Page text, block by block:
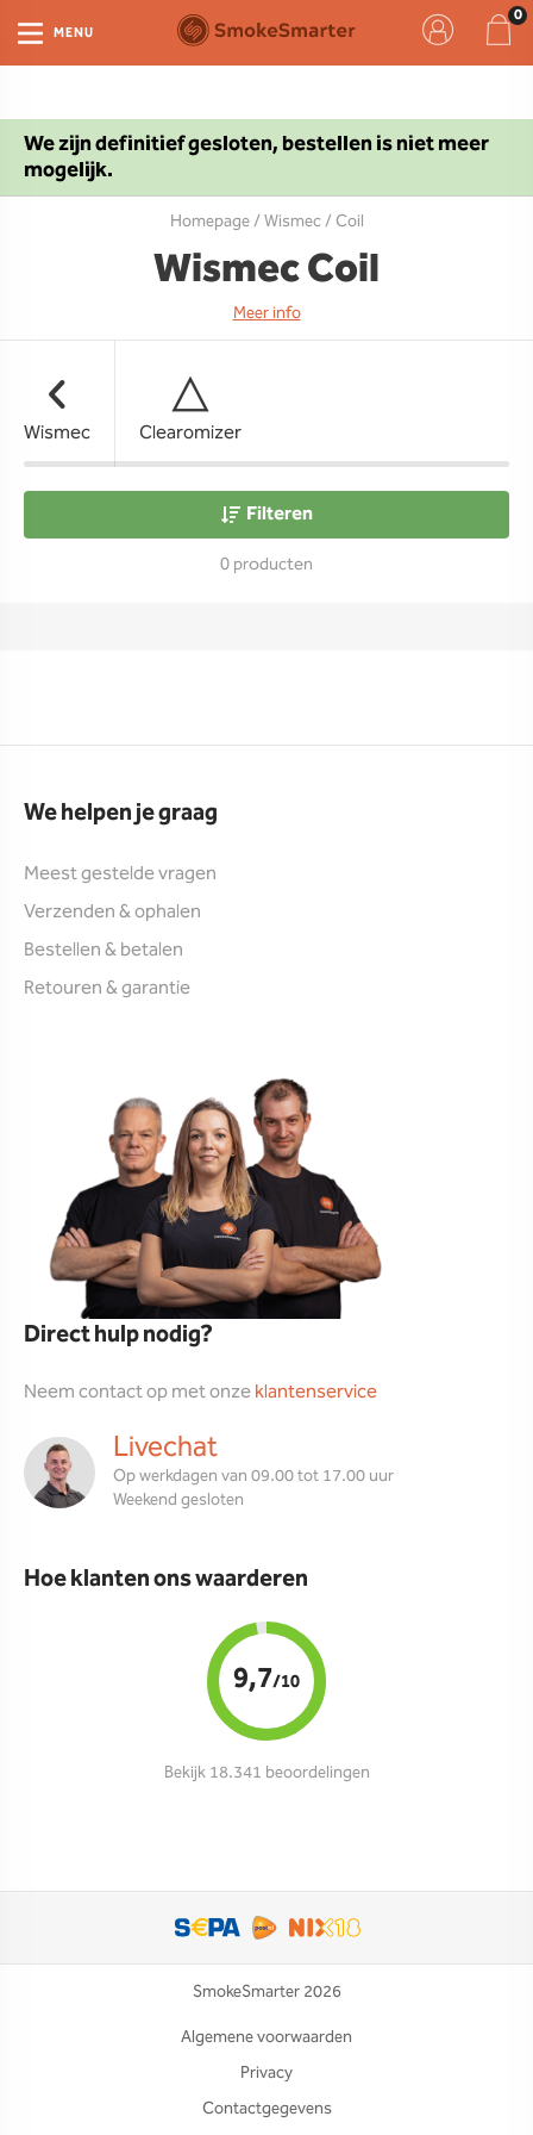
We zijn definitief gesloten, bestellen is niet meer
mogelijk.
MENU
Homepage/Wismec/ Coil
Wismec Coil
Meer info
Wismec Clearomizer
Filteren
0 producten
We helpen je graag
Meest gestelde vragen
Verzenden & ophalen
Bestellen & betalen
Retouren & garantie
Direct hulp nodig?
Neem contact op met onzeklantenservice
Livechat
Op werkdagen van 09.00 tot 17.00 uur
Weekend gesloten
Hoe klanten ons waarderen
9,7/10
Bekijk 18.341 beoordelingen
SmokeSmarter 2026
Algemene voorwaarden
Privacy
Contactgegevens